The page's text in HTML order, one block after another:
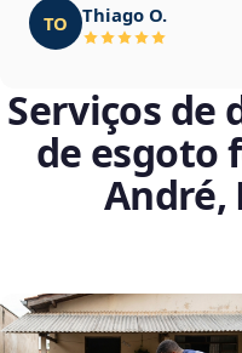
TO Thiago O.
Serviços de
de esgoto
André,